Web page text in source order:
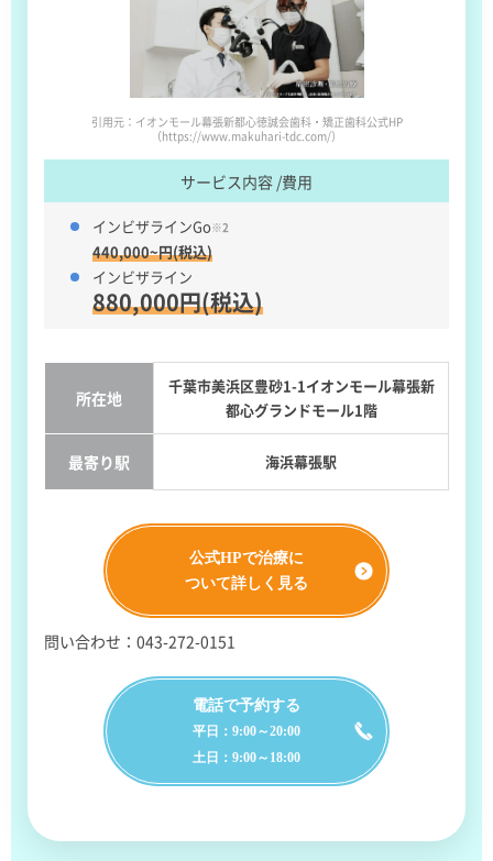
引用元：イオンモール幕張新都心徳誠会歯科・矯正歯科公式HP
（https://www.makuhari-tdc.com/）
サービス内容 /費用
インビザラインGo※2
440,000~円(税込)
インビザライン
880,000円(税込)
所在地
千葉市美浜区豊砂1-1イオンモール幕張新
都心グランドモール1階
最寄り駅 海浜幕張駅
公式HPで治療に
ついて詳しく見る
問い合わせ：043-272-0151
電話で予約する
平日：9:00～20:00
土日：9:00～18:00